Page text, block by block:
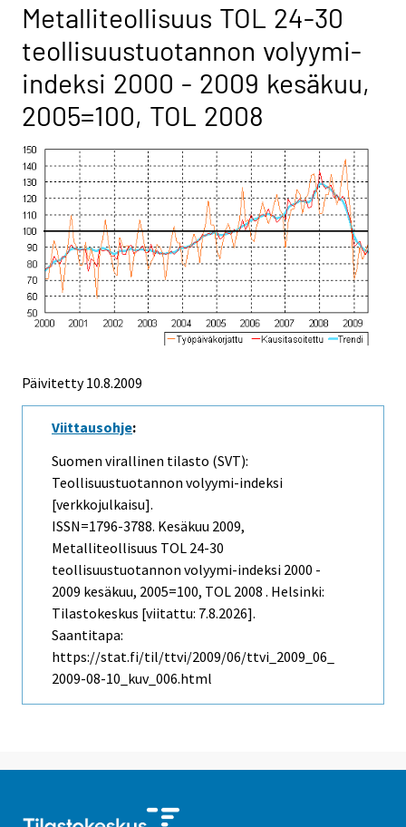
Metalliteollisuus TOL 24-30
teollisuustuotannon volyymi-
indeksi 2000 - 2009 kesäkuu,
2005=100, TOL 2008
Päivitetty10.8.2009
Viittausohje:
Suomen virallinen tilasto (SVT):
Teollisuustuotannon volyymi-indeksi
[verkkojulkaisu].
ISSN=1796-3788. Kesäkuu 2009,
Metalliteollisuus TOL 24-30
teollisuustuotannon volyymi-indeksi 2000 -
2009 kesäkuu, 2005=100, TOL 2008 . Helsinki:
Tilastokeskus [viitattu: 7.8.2026].
Saantitapa:
https://stat.fi/til/ttvi/2009/06/ttvi_2009_06_
2009-08-10_kuv_006.html